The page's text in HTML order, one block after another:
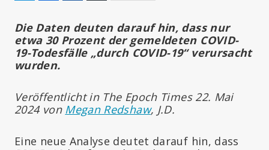
Die Daten deuten darauf hin, dass nur
etwa 30 Prozent der gemeldeten COVID-
19-Todesfälle „durch COVID-19“ verursacht
wurden.
Veröffentlicht in The Epoch Times 22. Mai
2024 von Megan Redshaw, J.D.
Eine neue Analyse deutet darauf hin, dass